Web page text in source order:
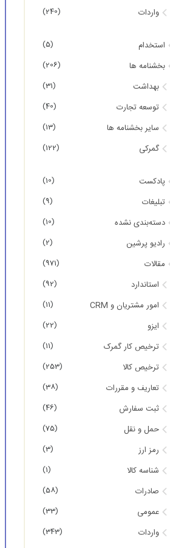
واردات (240)
استخدام (5)
بخشنامه ها (206)
بهداشت (31)
توسعه تجارت (40)
سایر بخشنامه ها (13)
گمرکی (122)
پادکست (10)
تبلیغات (9)
دسته‌بندی نشده (10)
رادیو پرشین (2)
مقالات (971)
استاندارد (92)
امور مشتریان و CRM (11)
ایزو (22)
ترخیص کار گمرک (11)
ترخیص کالا (253)
تعاریف و مقررات (38)
ثبت سفارش (46)
حمل و نقل (75)
رمز ارز (3)
شناسه کالا (1)
صادرات (58)
عمومی (33)
واردات (343)